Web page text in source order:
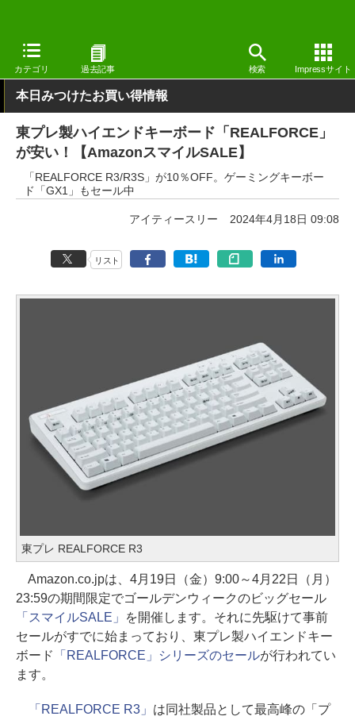
カテゴリ 過去記事 検索 Impressサイト
窓の杜 システム・ファイル その他
本日みつけたお買い得情報
東プレ製ハイエンドキーボード「REALFORCE」
が安い！【AmazonスマイルSALE】
「REALFORCE R3/R3S」が10％OFF。ゲーミングキーボー
ド「GX1」もセール中
アイティースリー 2024年4月18日 09:08
リスト
東プレ REALFORCE R3
Amazon.co.jpは、4月19日（金）9:00～4月22日（月）
23:59の期間限定でゴールデンウィークのビッグセール
「スマイルSALE」
を開催します。それに先駆けて事前
セールがすでに始まっており、東プレ製ハイエンドキー
ボード
「REALFORCE」シリーズのセールが行われてい
ます。
「REALFORCE R3」 は同社製品として最高峰の「プ